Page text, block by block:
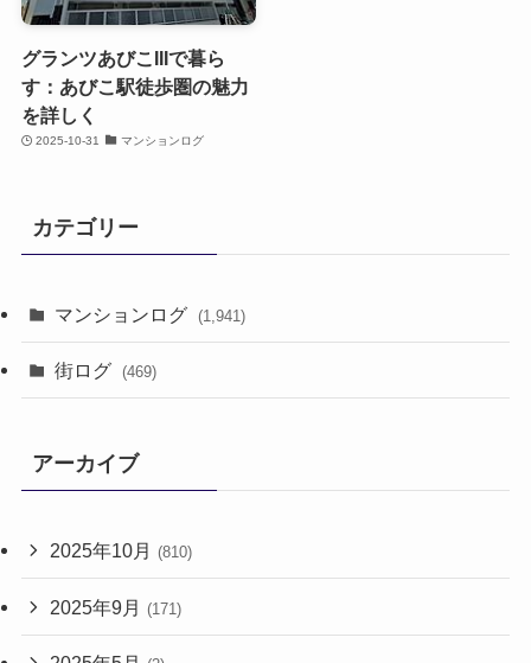
グランツあびこIIIで暮ら
す：あびこ駅徒歩圏の魅力
を詳しく
2025-10-31 マンションログ
カテゴリー
マンションログ (1,941)
街ログ (469)
アーカイブ
2025年10月 (810)
2025年9月 (171)